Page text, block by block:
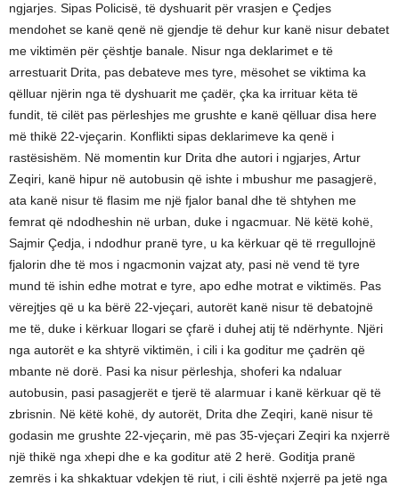
ngjarjes. Sipas Policisë, të dyshuarit për vrasjen e Çedjes
mendohet se kanë qenë në gjendje të dehur kur kanë nisur debatet
me viktimën për çështje banale. Nisur nga deklarimet e të
arrestuarit Drita, pas debateve mes tyre, mësohet se viktima ka
qëlluar njërin nga të dyshuarit me çadër, çka ka irrituar këta të
fundit, të cilët pas përleshjes me grushte e kanë qëlluar disa here
më thikë 22-vjeçarin. Konflikti sipas deklarimeve ka qenë i
rastësishëm. Në momentin kur Drita dhe autori i ngjarjes, Artur
Zeqiri, kanë hipur në autobusin që ishte i mbushur me pasagjerë,
ata kanë nisur të flasim me një fjalor banal dhe të shtyhen me
femrat që ndodheshin në urban, duke i ngacmuar. Në këtë kohë,
Sajmir Çedja, i ndodhur pranë tyre, u ka kërkuar që të rregullojnë
fjalorin dhe të mos i ngacmonin vajzat aty, pasi në vend të tyre
mund të ishin edhe motrat e tyre, apo edhe motrat e viktimës. Pas
vërejtjes që u ka bërë 22-vjeçari, autorët kanë nisur të debatojnë
me të, duke i kërkuar llogari se çfarë i duhej atij të ndërhynte. Njëri
nga autorët e ka shtyrë viktimën, i cili i ka goditur me çadrën që
mbante në dorë. Pasi ka nisur përleshja, shoferi ka ndaluar
autobusin, pasi pasagjerët e tjerë të alarmuar i kanë kërkuar që të
zbrisnin. Në këtë kohë, dy autorët, Drita dhe Zeqiri, kanë nisur të
godasin me grushte 22-vjeçarin, më pas 35-vjeçari Zeqiri ka nxjerrë
një thikë nga xhepi dhe e ka goditur atë 2 herë. Goditja pranë
zemrës i ka shkaktuar vdekjen të riut, i cili është nxjerrë pa jetë nga